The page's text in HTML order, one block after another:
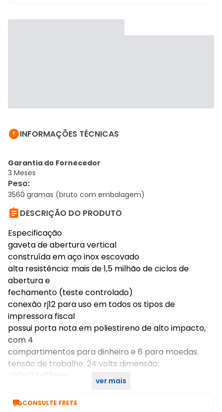
INFORMAÇÕES TÉCNICAS
Garantia do Fornecedor
3 Meses
Peso:
3560 gramas (bruto com embalagem)
DESCRIÇÃO DO PRODUTO
Especificação
gaveta de abertura vertical
construída em aço inox escovado
alta resistência: mais de 1,5 milhão de ciclos de
abertura e
fechamento (teste controlado)
conexão rj12 para uso em todos os tipos de
impressora fiscal
possui porta nota em poliestireno de alto impacto,
com 4
compartimentos para dinheiro e 6 para moedas.
tensão de trabalho: 24 volts dimensão:
490x174x115mm
ver mais
CONSULTE FRETE